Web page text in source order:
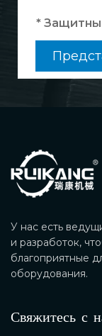
У нас есть
и разработок,
благоприятные
оборудования.
Свяжитесь с